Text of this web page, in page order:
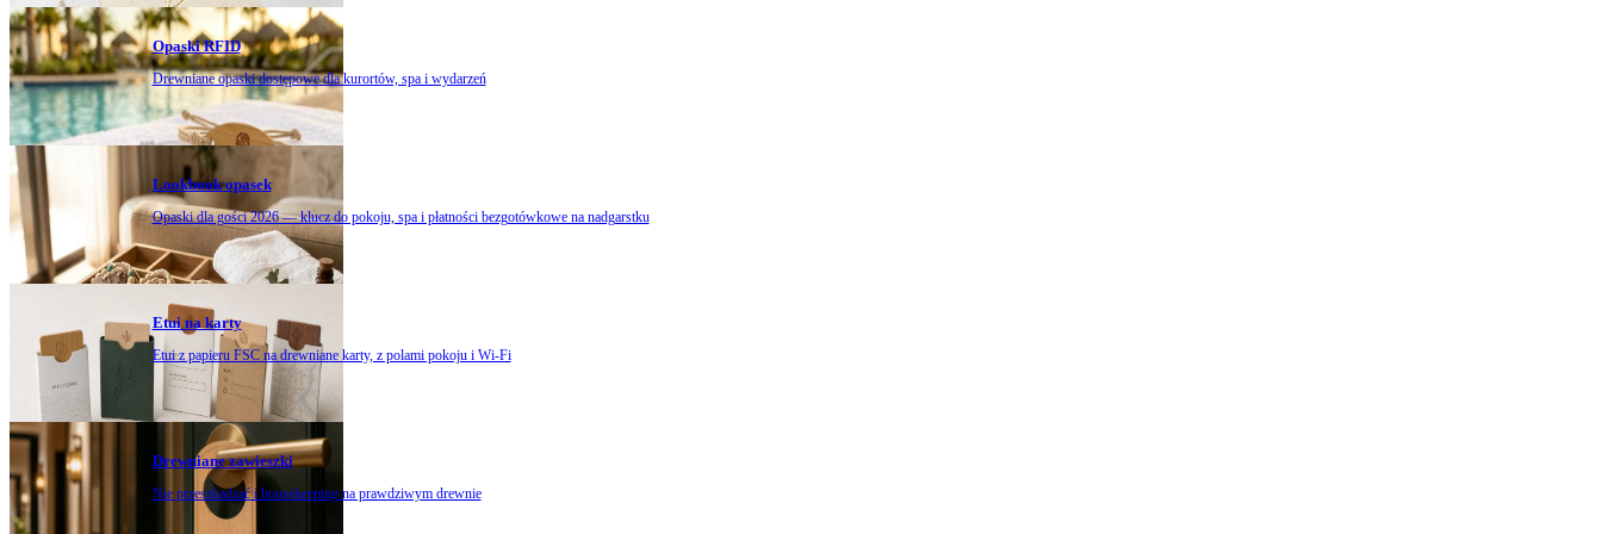
Opaski RFID
Drewniane opaski dostępowe dla kurortów, spa i wydarzeń
Lookbook opasek
Opaski dla gości 2026 — klucz do pokoju, spa i płatności bezgotówkowe na nadgarstku
Etui na karty
Etui z papieru FSC na drewniane karty, z polami pokoju i Wi-Fi
Drewniane zawieszki
Nie przeszkadzać i housekeeping na prawdziwym drewnie